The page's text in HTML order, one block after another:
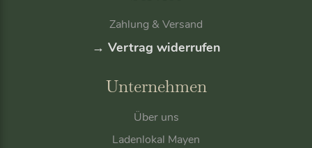
Zahlung & Versand
→ Vertrag widerrufen
Unternehmen
Über uns
Ladenlokal Mayen